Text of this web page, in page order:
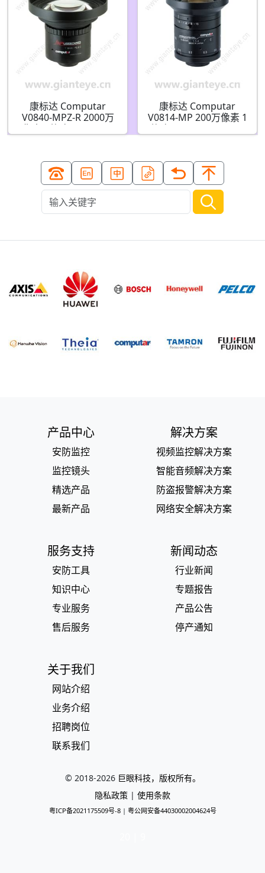
康标达 Computar
V0840-MPZ-R 2000万
像素 1英寸 8mm F4.0
康标达 Computar
V0814-MP 200万像素 1
英寸 8mm F1.4 2MP(C
产品中心
安防监控
监控镜头
精选产品
最新产品
解决方案
视频监控解决方案
智能音频解决方案
防盗报警解决方案
网络安全解决方案
服务支持
安防工具
知识中心
专业服务
售后服务
新闻动态
行业新闻
专题报告
产品公告
停产通知
关于我们
网站介绍
业务介绍
招聘岗位
联系我们
© 2018-2026 巨眼科技，版权所有。
隐私政策 | 使用条款
粤ICP备2021175509号-8| 粤公网安备44030002004624号